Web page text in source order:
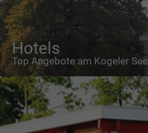
Hotels
Top Angebote am Kogeler See